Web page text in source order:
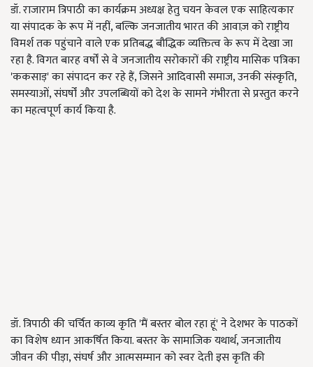
डॉ. राजाराम त्रिपाठी का कार्यक्रम अध्यक्ष हेतु चयन केवल एक साहित्यकार
या संपादक के रूप में नहीं, बल्कि जनजातीय भारत की आवाज़ को राष्ट्रीय
विमर्श तक पहुंचाने वाले एक प्रतिबद्ध बौद्धिक व्यक्तित्व के रूप में देखा जा
रहा है. विगत बारह वर्षों से वे जनजातीय सरोकारों की राष्ट्रीय मासिक पत्रिका
'ककसाड़' का संपादन कर रहे हैं, जिसने आदिवासी समाज, उनकी संस्कृति,
समस्याओं, संघर्षों और उपलब्धियों को देश के सामने गंभीरता से प्रस्तुत करने
का महत्वपूर्ण कार्य किया है.
डॉ. त्रिपाठी की चर्चित काव्य कृति 'मैं बस्तर बोल रहा हूं' ने देशभर के पाठकों
का विशेष ध्यान आकर्षित किया. बस्तर के सामाजिक यथार्थ, जनजातीय
जीवन की पीड़ा, संघर्ष और आत्मसम्मान को स्वर देती इस कृति की